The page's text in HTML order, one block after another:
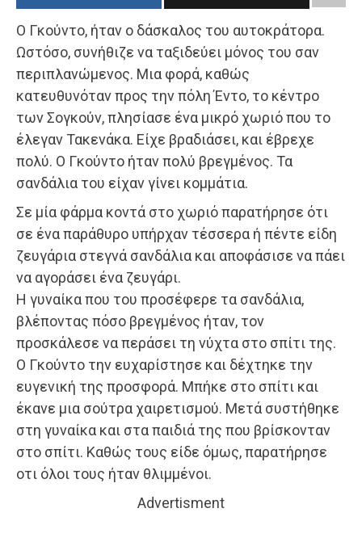
Ο Γκούντο, ήταν ο δάσκαλος του αυτοκράτορα.
Ωστόσο, συνήθιζε να ταξιδεύει μόνος του σαν
περιπλανώμενος. Μια φορά, καθώς
κατευθυνόταν προς την πόλη Έντο, το κέντρο
των Σογκούν, πλησίασε ένα μικρό χωριό που το
έλεγαν Τακενάκα. Είχε βραδιάσει, και έβρεχε
πολύ. Ο Γκούντο ήταν πολύ βρεγμένος. Τα
σανδάλια του είχαν γίνει κομμάτια.
Σε μία φάρμα κοντά στο χωριό παρατήρησε ότι
σε ένα παράθυρο υπήρχαν τέσσερα ή πέντε είδη
ζευγάρια στεγνά σανδάλια και αποφάσισε να πάει
να αγοράσει ένα ζευγάρι.
Η γυναίκα που του προσέφερε τα σανδάλια,
βλέποντας πόσο βρεγμένος ήταν, τον
προσκάλεσε να περάσει τη νύχτα στο σπίτι της.
Ο Γκούντο την ευχαρίστησε και δέχτηκε την
ευγενική της προσφορά. Μπήκε στο σπίτι και
έκανε μια σούτρα χαιρετισμού. Μετά συστήθηκε
στη γυναίκα και στα παιδιά της που βρίσκονταν
στο σπίτι. Καθώς τους είδε όμως, παρατήρησε
οτι όλοι τους ήταν θλιμμένοι.
Advertisment